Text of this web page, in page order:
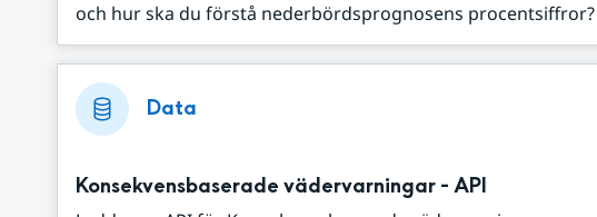
och hur ska du förstå nederbördsprognosens procentsiffror?
Data
Konsekvensbaserade vädervarningar - API